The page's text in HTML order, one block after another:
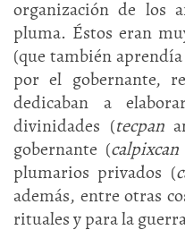
organización de los
pluma. Éstos eran
(que también
por el gobernante,
dedicaban a
divinidades (tecpan
gobernante (calpixcan
plumarios privados (
además, entre otras
rituales y para la